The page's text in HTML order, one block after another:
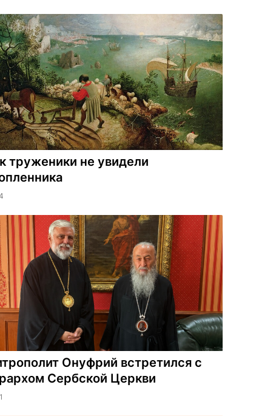
труженики не увидели
Онуфрий встретился с
Сербской Церкви